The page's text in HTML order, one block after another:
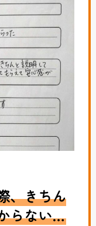
、きちん
らないこ